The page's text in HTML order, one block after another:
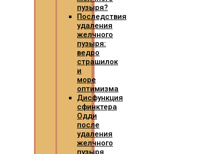
пузыря?
Последствия
удаления
желчного
пузыря:
ведро
страшилок
и
море
оптимизма
Дисфункция
сфинктера
Одди
после
удаления
желчного
пузыря